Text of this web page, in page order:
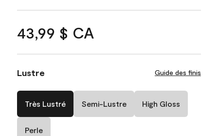
43,99 $ CA
Lustre Guide des finis
Très Lustré Semi-Lustre High Gloss
Perle